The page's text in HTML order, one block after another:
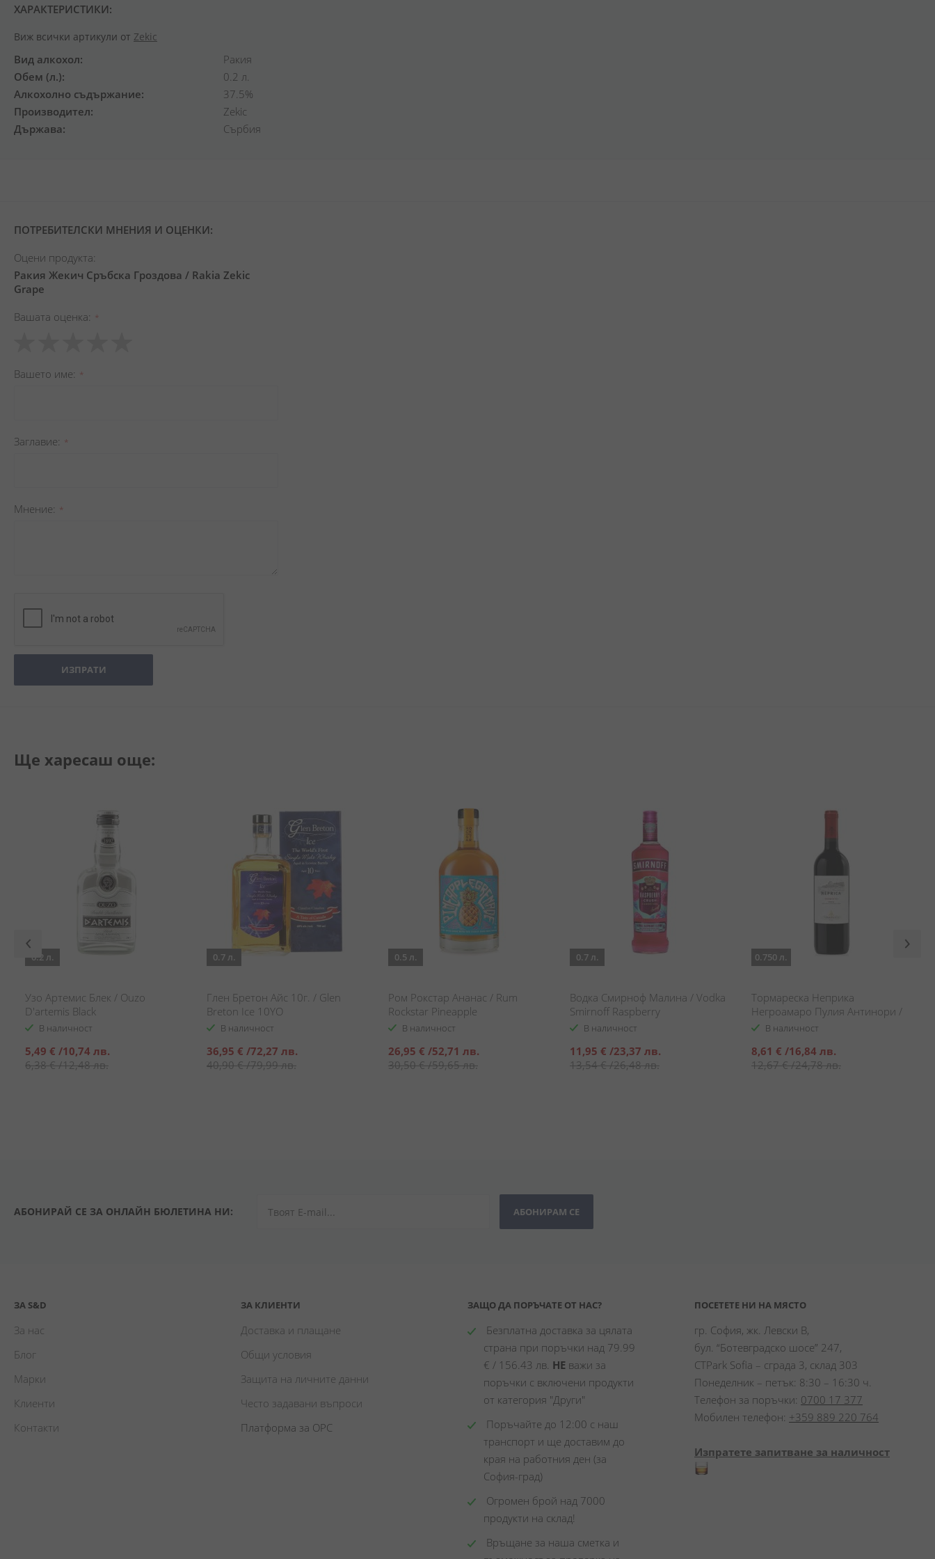
ХАРАКТЕРИСТИКИ:
Виж всички артикули от Zekic
Вид алкохол
Ракия
Обем (л.)
0.2 л.
Алкохолно съдържание
37.5%
Производител
Zekic
Държава
Сърбия
ПОТРЕБИТЕЛСКИ МНЕНИЯ И ОЦЕНКИ:
Оцени продукта:
Ракия Жекич Сръбска Гроздова / Rakia Zekic
Grape
Вашата оценка
star
stars
stars
stars
stars
Вашето име
Заглавиe
Мнение
ИЗПРАТИ
Ще харесаш още:
0.2 л.
Узо Артемис Блек / Ouzo
D'artemis Black
В наличност
Специална
цена
5,49 € /10,74 лв.
6,38 €/12,48 лв.
0.7 л.
Глен Бретон Айс 10г. / Glen
Breton Ice 10YO
В наличност
Специална
цена
36,95 € /72,27 лв.
40,90 €/79,99 лв.
0.5 л.
Ром Рокстар Ананас / Rum
Rockstar Pineapple
В наличност
Специална
цена
26,95 € /52,71 лв.
30,50 €/59,65 лв.
0.7 л.
Водка Смирноф Малина / Vodka
Smirnoff Raspberry
В наличност
Специална
цена
11,95 € /23,37 лв.
13,54 €/26,48 лв.
0.750 л.
Тормареска Неприка
Негроамаро Пулия Антинори /
Tormaresca Neprica Negroamaro
В наличност
Специална
цена
8,61 € /16,84 лв.
12,67 €/24,78 лв.
АБОНИРАЙ СЕ ЗА ОНЛАЙН БЮЛЕТИНА НИ: АБОНИРАМ СЕ
ЗА S&D
За нас
Блог
Марки
Клиенти
Контакти
ЗА КЛИЕНТИ
Доставка и плащане
Общи условия
Защита на личните данни
Често задавани въпроси
Платформа за ОРС
ЗАЩО ДА ПОРЪЧАТЕ ОТ НАС?
Безплатна доставка за цялата
страна при поръчки над 79.99
€ / 156.43 лв. НЕ важи за
поръчки с включени продукти
от категория "Други"
Поръчайте до 12:00 с наш
транспорт и ще доставим до
края на работния ден (за
София-град)
Огромен брой над 7000
продукти на склад!
Връщане за наша сметка и
ПОСЕТЕТЕ НИ НА МЯСТО
гр. София, жк. Левски В,
бул. “Ботевградско шосе” 247,
CTPark Sofia – сграда 3, склад 303
Понеделник – петък: 8:30 – 16:30 ч.
Телефон за поръчки: 0700 17 377
Мобилен телефон: +359 889 220 764
Изпратете запитване за наличност